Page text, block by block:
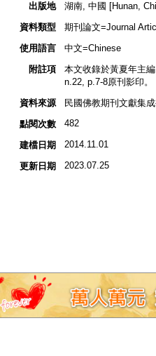
出版地
湖南, 中國 [Hunan,
資料類型
期刊論文=Journal
使用語言
中文=Chinese
附註項
本文收錄於黃夏年主
n.22, p.7-8原刊影印。
資料來源
民國佛教期刊文獻集
點閱次數
482
建檔日期 2014.11.01
更新日期 2023.07.25